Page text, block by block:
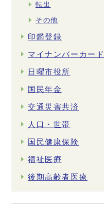
転出
その他
印鑑登録
マイナンバーカー
日曜市役所
国民年金
交通災害共済
人口・世帯
国民健康保険
福祉医療
後期高齢者医療